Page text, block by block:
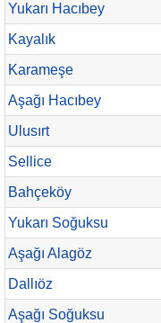
Yukarı Hacıbey
Kayalık
Karameşe
Aşağı Hacıbey
Ulusırt
Sellice
Bahçeköy
Yukarı Soğuksu
Aşağı Alagöz
Dallıöz
Aşağı Soğuksu